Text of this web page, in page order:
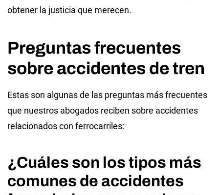
obtener la justicia que merecen.
Preguntas frecuentes
sobre accidentes de tren
Estas son algunas de las preguntas más frecuentes
que nuestros abogados reciben sobre accidentes
relacionados con ferrocarriles:
¿Cuáles son los tipos más
comunes de accidentes